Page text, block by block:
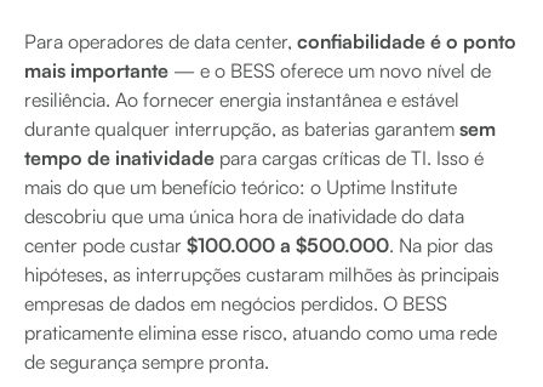
Para operadores de data center, confiabilidade é o ponto
mais importante — e o BESS oferece um novo nível de
resiliência. Ao fornecer energia instantânea e estável
durante qualquer interrupção, as baterias garantem sem
tempo de inatividade para cargas críticas de TI. Isso é
mais do que um benefício teórico: o Uptime Institute
descobriu que uma única hora de inatividade do data
center pode custar $100.000 a $500.000. Na pior das
hipóteses, as interrupções custaram milhões às principais
empresas de dados em negócios perdidos. O BESS
praticamente elimina esse risco, atuando como uma rede
de segurança sempre pronta.